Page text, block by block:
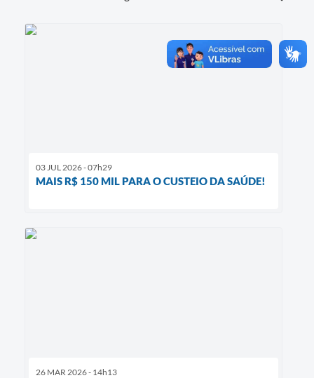
03 JUL 2026 - 07h29
MAIS R$ 150 MIL PARA O CUSTEIO DA SAÚDE!
26 MAR 2026 - 14h13